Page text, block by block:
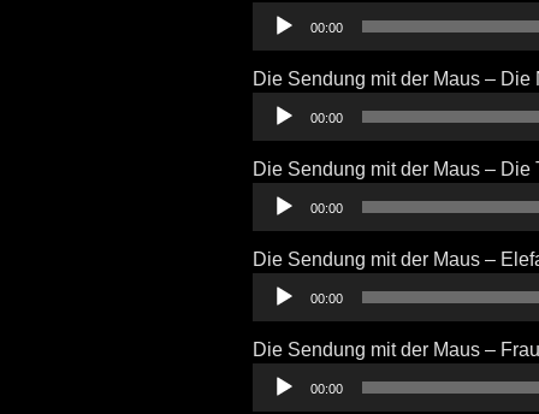
Audio-
Player
00:00
Die Sendung mit der Maus – Die
Audio-
Player
00:00
Die Sendung mit der Maus – Die
Audio-
Player
00:00
Die Sendung mit der Maus –
Audio-
Player
00:00
Die Sendung mit der Maus –
Audio-
Player
00:00